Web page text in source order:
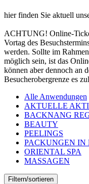
hier finden Sie aktuell
ACHTUNG! Online-
Vortag des
werden. Sollte im
möglich sein, ist das
können aber dennoch an
Besucherobergrenze es
Alle Anwendungen
AKTUELLE
BACKNANG
BEAUTY
PEELINGS
PACKUNGEN IN
ORIENTAL SPA
MASSAGEN
Filtern/sortieren